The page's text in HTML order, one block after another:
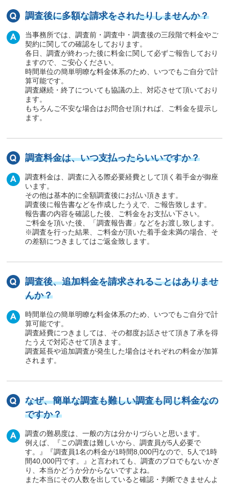
調査後に多額な請求をされたりしませんか？
当事務所では、調査前・調査中・調査後の三段階で料金やご
契約に関しての確認をしております。
各日、調査が終わった後に料金に関して必ずご報告しており
ますので、ご安心ください。
時間単位の簡単明瞭な料金体系のため、いつでもご自分で計
算可能です。
調査継続・終了についても協議の上、対応させて頂いており
ます。
もちろんご不安な場合はお問合せ頂ければ、ご料金を提示し
ます。
調査料金は、いつ支払ったらいいですか？
調査料金は、調査に入る際必要経費として頂く着手金が御座
います。
その他は基本的に全額調査後にお払い頂きます。
調査後に報告書などを作成したうえで、ご報告致します。
報告書の内容を確認した後、ご料金をお支払い下さい。
ご料金を頂いた後、「調査報告書」などをお渡し致します。
※調査を行った結果、ご料金が頂いた着手金未満の場合、そ
の差額につきましてはご返金致します。
調査後、追加料金を請求されることはありませ
んか？
時間単位の簡単明瞭な料金体系のため、いつでもご自分で計
算可能です。
調査経費につきましては、その都度お話させて頂き了承を得
たうえで対応させて頂きます。
調査延長や追加調査が発生した場合はそれぞれの料金が加算
されます。
なぜ、簡単な調査も難しい調査も同じ料金なの
ですか？
調査の難易度は、一般の方は分かりづらいと思います。
例えば、『この調査は難しいから、調査員が5人必要で
す。』『調査員1名の料金が1時間8,000円なので、5人で1時
間40,000円です。』と言われても、調査のプロでもないかぎ
り、本当かどうか分からないですよね。
また本当にその人数を出していると確認・判断できませんよ